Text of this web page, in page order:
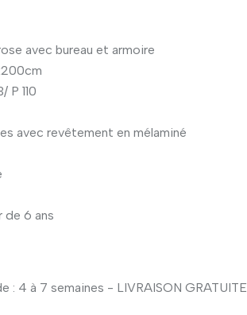
avec bureau et armoire
P 110
avec revêtement en mélaminé
de 6 ans
: 4 à 7 semaines - LIVRAISON GRATUITE